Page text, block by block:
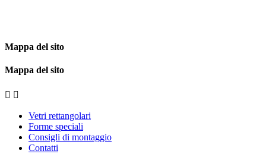
Mappa del sito
Mappa del sito
 
Vetri rettangolari
Forme speciali
Consigli di montaggio
Contatti